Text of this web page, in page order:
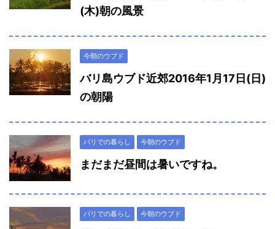
(木)朝の風景
今朝のウブド
バリ島ウブド近郊2016年1月17日(日)
の朝陽
バリでの暮らし 今朝のウブド
まだまだ昼間は暑いですね。
バリでの暮らし 今朝のウブド